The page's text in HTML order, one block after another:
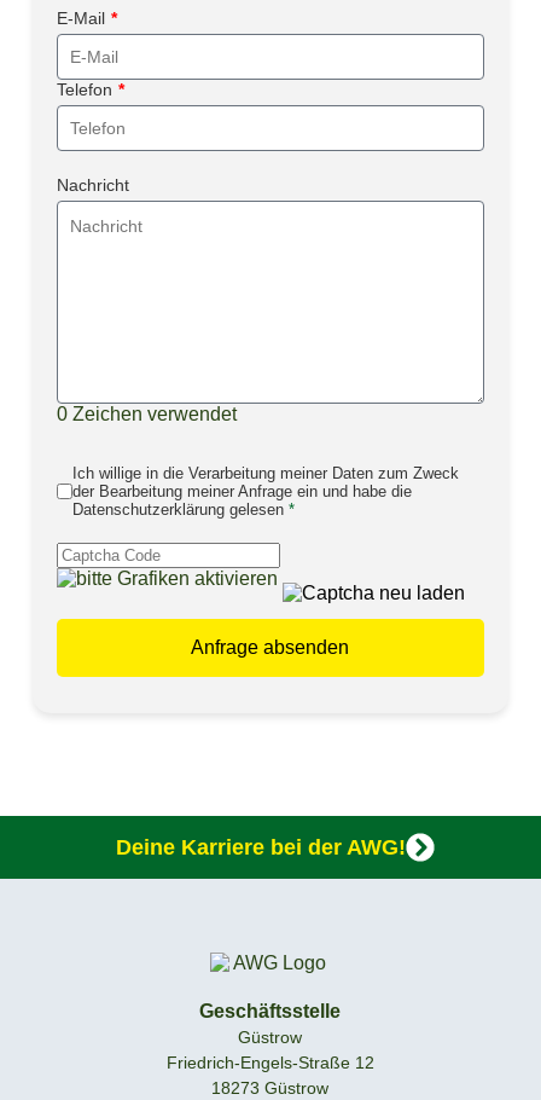
E-Mail *
Telefon *
Nachricht
0Zeichen verwendet
Ich willige in die Verarbeitung meiner Daten zum Zweck
der Bearbeitung meiner Anfrage ein und habe die
Datenschutzerklärung gelesen *
Deine Karriere bei der AWG!
Geschäftsstelle
Güstrow
Friedrich-Engels-Straße 12
18273 Güstrow